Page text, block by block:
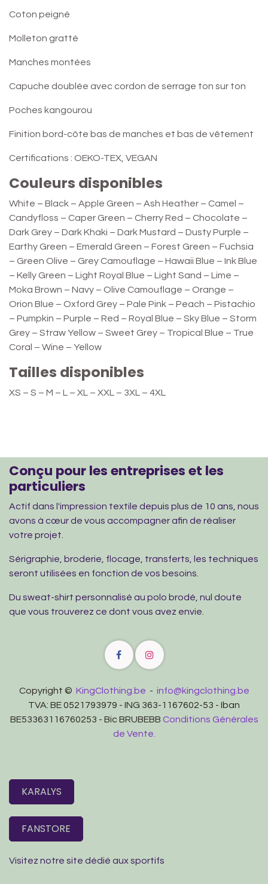
Coton peigné
Molleton gratté
Manches montées
Capuche doublée avec cordon de serrage ton sur ton
Poches kangourou
Finition bord-côte bas de manches et bas de vêtement
Certifications : OEKO-TEX, VEGAN
Couleurs disponibles
White – Black – Apple Green – Ash Heather – Camel –
Candyfloss – Caper Green – Cherry Red – Chocolate –
Dark Grey – Dark Khaki – Dark Mustard – Dusty Purple –
Earthy Green – Emerald Green – Forest Green – Fuchsia
– Green Olive – Grey Camouflage – Hawaii Blue – Ink Blue
– Kelly Green – Light Royal Blue – Light Sand – Lime –
Moka Brown – Navy – Olive Camouflage – Orange –
Orion Blue – Oxford Grey – Pale Pink – Peach – Pistachio
– Pumpkin – Purple – Red – Royal Blue – Sky Blue – Storm
Grey – Straw Yellow – Sweet Grey – Tropical Blue – True
Coral – Wine – Yellow
Tailles disponibles
XS – S – M – L – XL – XXL – 3XL – 4XL
Conçu pour les entreprises et les
particuliers
Actif dans l'impression textile depuis plus de 10 ans, nous
avons à cœur de vous accompagner afin de réaliser
votre projet.
Sérigraphie, broderie, flocage, transferts, les techniques
seront utilisées en fonction de vos besoins.
Du sweat-shirt personnalisé au polo brodé, nul doute
que vous trouverez ce dont vous avez envie.
Copyright © KingClothing.be - info@kingclothing.be
TVA: BE 0521793979 - ING 363-1167602-53 - Iban
BE53363116760253 - Bic BRUBEBB Conditions Générales
de Vente.
KARALYS
FANSTORE
Visitez notre site dédié aux sportifs